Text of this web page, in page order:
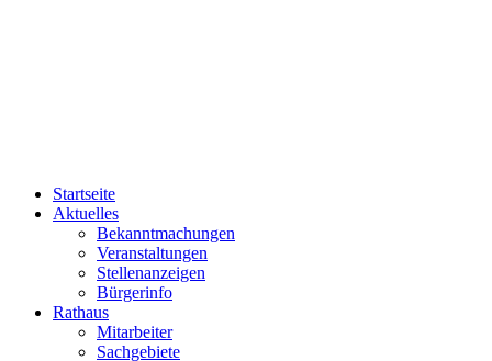
Startseite
Aktuelles
Bekanntmachungen
Veranstaltungen
Stellenanzeigen
Bürgerinfo
Rathaus
Mitarbeiter
Sachgebiete